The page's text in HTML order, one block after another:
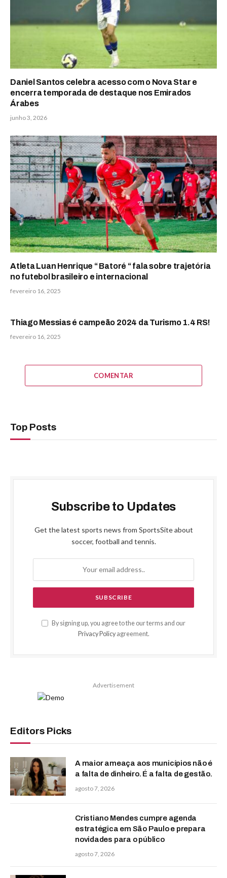
Daniel Santos celebra acesso com o Nova Star e
encerra temporada de destaque nos Emirados
Árabes
junho 3, 2026
Atleta Luan Henrique “ Batoré “ fala sobre trajetória
no futebol brasileiro e internacional
fevereiro 16, 2025
Thiago Messias é campeão 2024 da Turismo 1.4 RS!
fevereiro 16, 2025
COMENTAR
Top Posts
Subscribe to Updates
Get the latest sports news from SportsSite about
soccer, football and tennis.
By signing up, you agree to the our terms and our
Privacy Policyagreement.
Advertisement
Editors Picks
A maior ameaça aos municípios não é
a falta de dinheiro. É a falta de gestão.
agosto 7, 2026
Cristiano Mendes cumpre agenda
estratégica em São Paulo e prepara
novidades para o público
agosto 7, 2026